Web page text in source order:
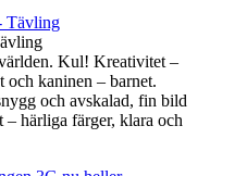
Kul! Kreativitet –
och kaninen – barnet.
och avskalad, fin bild
härliga färger, klara och